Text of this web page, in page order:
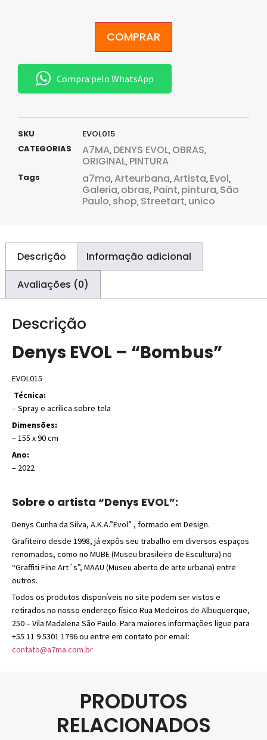
COMPRAR
Compra pelo WhatsApp
SKU
EVOL015
CATEGORIAS
A7MA, DENYS EVOL, OBRAS,
ORIGINAL, PINTURA
Tags a7ma,Arteurbana,Artista, Evol,
Galeria, obras, Paint, pintura, São
Paulo, shop, Streetart, unico
Descrição Informação adicional
Avaliações (0)
Descrição
Denys EVOL – “Bombus”
EVOL015
Técnica:
– Spray e acrílica sobre tela
Dimensões:
– 155 x 90 cm
Ano:
– 2022
Sobre o artista “Denys EVOL”:
Denys Cunha da Silva, A.K.A.”Evol” , formado em Design.
Grafiteiro desde 1998, já expôs seu trabalho em diversos espaços
renomados, como no MUBE (Museu brasileiro de Escultura) no
“Graffiti Fine Art´s”, MAAU (Museu aberto de arte urbana) entre
outros.
Todos os produtos disponíveis no site podem ser vistos e
retirados no nosso endereço físico Rua Medeiros de Albuquerque,
250 – Vila Madalena São Paulo. Para maiores informações ligue para
+55 11 9 5301 1796 ou entre em contato por email:
contato@a7ma.com.br
PRODUTOS
RELACIONADOS